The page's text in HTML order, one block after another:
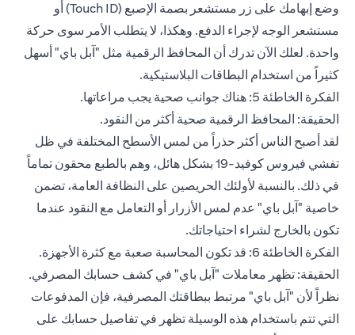
وضع إبهامك على زر مستشعر بصمة الإصبع (Touch ID) أو
مستشعر الوجه لإجراء الدفع. وهكذا، لا يتطلب الأمر سوى حركة
واحدة. لعلك الآن تدرك أن المحافظ الرقمية مثل "آبل باي" أسهل
كثيراً من استخدام البطاقات البلاستيكية.
الفكرة الخاطئة 5: هناك جوانب صحية يجب مراعاتها.
الحقيقة: المحافظ الرقمية صحية أكثر من النقود.
لقد أصبح الناس أكثر حذراً من لمس الأسطح المختلفة في ظل
تفشي فيروس كوفيد-19 بشكل هائل، وهم بالطبع محقون تماماً
في ذلك. بالنسبة لأولئك الحريصين على النظافة العامة، تضمن
خاصية "آبل باي" عدم لمس الأزرار أو التعامل مع النقود عندما
تكون بالخارج لشراء احتياجاتك.
الفكرة الخاطئة 6: قد تكون المحاسبة صعبة مع كثرة الأجهزة.
الحقيقة: تظهر معاملات "آبل باي" في كشف حسابك المصرفي.
نظراً لأن "آبل باي" مرتبط ببطاقتك المصرفية، فإن المدفوعات
التي تتم باستخدام هذه الوسيلة تظهر في تفاصيل حسابك على